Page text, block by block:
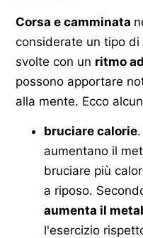
Corsa e camminata
considerate un tipo di
svolte con un ritmo
possono apportare
alla mente. Ecco
bruciare calorie
aumentano il
bruciare più
a riposo.
aumenta il
l'esercizio